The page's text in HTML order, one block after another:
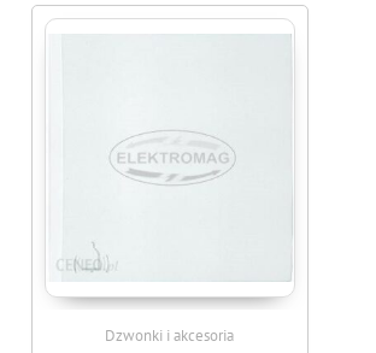
Dzwonki i akcesoria